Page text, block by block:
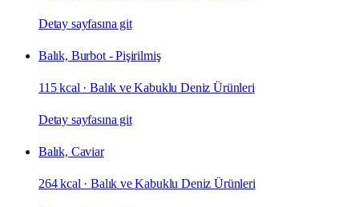
Detay sayfasına git
Balık, Burbot - Pişirilmiş
115 kcal ·Balık ve Kabuklu Deniz Ürünleri
Detay sayfasına git
Balık, Caviar
264 kcal ·Balık ve Kabuklu Deniz Ürünleri